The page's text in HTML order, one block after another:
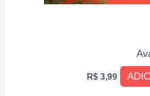
R$3,99